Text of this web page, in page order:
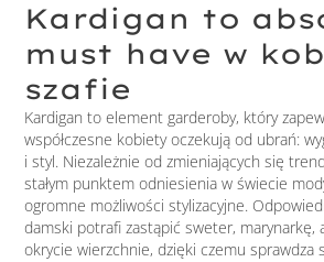
Kardigan to
must have w
szafie
Kardigan to element garderoby, który
współczesne kobiety oczekują od ubrań:
i styl. Niezależnie od zmieniających się
stałym punktem odniesienia w świecie
ogromne możliwości stylizacyjne.
damski potrafi zastąpić sweter, marynarkę,
okrycie wierzchnie, dzięki czemu sprawdza